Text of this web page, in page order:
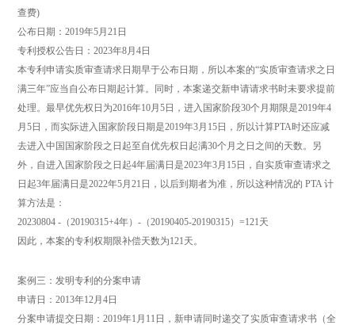
查费)
公布日期：2019年5月21日
专利授权公告日：2023年8月4日
本专利申请实质审查请求日期早于公布日期，所以本案的“实质审查请求之日
满三年”应当自公布日期起计算。同时，本案递交新申请请求书时未要求提前
处理。最早优先权日为2016年10月5日，进入国家阶段30个月期限是2019年4
月5日，而实际进入国家阶段日期是2019年3月15日，所以计算PTA时还应减
去进入中国国家阶段之日起至自优先权日起满30个月之日之间的天数。另
外，自进入国家阶段之日起4年届满日是2023年3月15日，自实质审查请求之
日起3年届满日是2022年5月21日，以后到期者为准，所以这种情况的 PTA 计
算方法是：
20230804 -（20190315+4年）-（20190405-20190315）=121天
因此，本案的专利权期限补偿天数为121天。
案例三：发明专利的分案申请
申请日：2013年12月4日
分案申请提交日期：2019年1月11日，新申请同时递交了实质审查请求书（全